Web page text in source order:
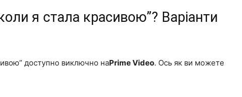
я стала красивою”? Варіанти
доступно виключно наPrime Video. Ось як ви можете